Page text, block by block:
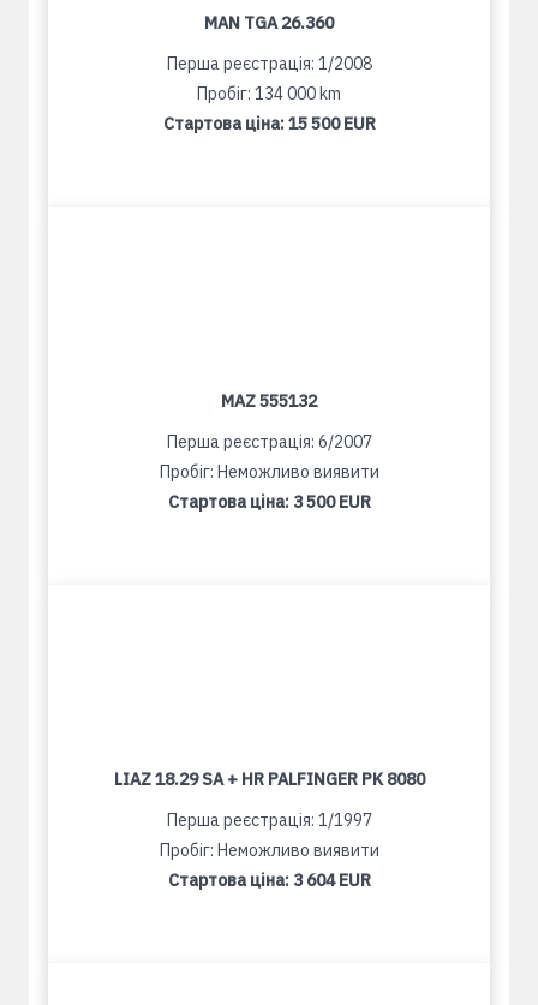
MAN TGA 26.360
Перша реєстрація: 1/2008
Пробіг: 134 000 km
Стартова ціна:15 500 EUR
MAZ 555132
Перша реєстрація: 6/2007
Пробіг: Неможливо виявити
Стартова ціна: 3 500 EUR
LIAZ 18.29 SA + HR PALFINGER PK 8080
Перша реєстрація: 1/1997
Пробіг: Неможливо виявити
Стартова ціна: 3 604 EUR